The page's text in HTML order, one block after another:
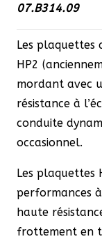
07.B314.09
Les plaquettes
HP2
mordant avec
résistance à
conduite
occasionnel.
Les plaquettes
performances
haute
frottement en